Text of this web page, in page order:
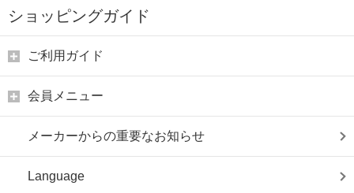
ショッピングガイド
ご利用ガイド
会員メニュー
メーカーからの重要なお知らせ
Language